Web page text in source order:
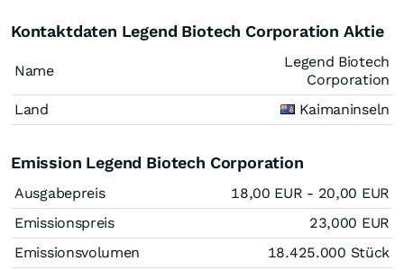
Kontaktdaten Legend Biotech Corporation Aktie
Name
Legend Biotech
Corporation
Land
Kaimaninseln
Emission Legend Biotech Corporation
Ausgabepreis 18,00 EUR - 20,00 EUR
Emissionspreis
23,000 EUR
Emissionsvolumen
18.425.000 Stück